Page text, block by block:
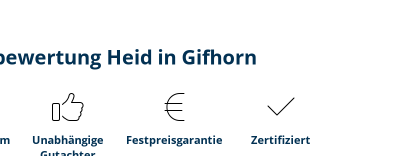
Heid in Gifhorn
Unabhängige
Festpreis​garantie Zertifiziert